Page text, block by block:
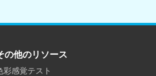
の他のリソース
彩感覚テスト